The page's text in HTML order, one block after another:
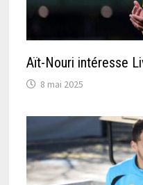
Aït-Nouri
8 mai 2025